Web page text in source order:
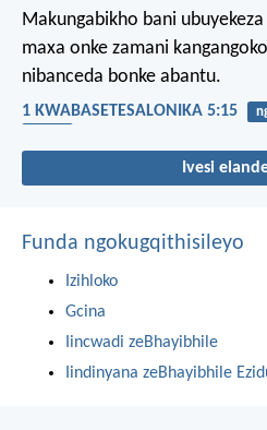
Makungabikho bani
maxa onke zamani
nibanceda bonke abantu.
1 KWABASETESALONIKA 5:15
Ivesi
Funda ngokugqithisileyo
Izihloko
Gcina
Iincwadi zeBhayibhile
Iindinyana zeBhayibhile